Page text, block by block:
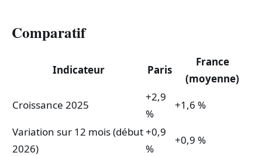
Comparatif
Indicateur Paris
France
(moyenne)
Croissance 2025
+2,9
%
+1,6 %
Variation sur 12 mois (début
2026)
+0,9
%
+0,9 %